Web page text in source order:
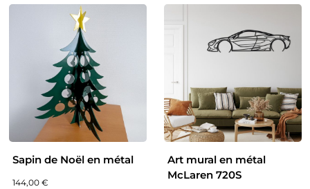
Sapin de Noël en métal
144,00 €
Art mural en métal
McLaren 720S